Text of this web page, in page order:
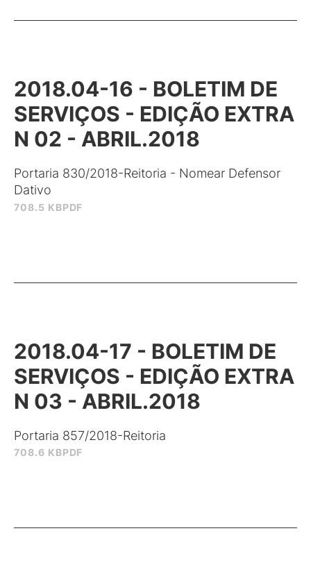
708.5 KBPDF
2018.04-16 - BOLETIM DE
SERVIÇOS - EDIÇÃO EXTRA
N 02 - ABRIL.2018
Portaria 830/2018-Reitoria - Nomear Defensor
Dativo
708.6 KBPDF
2018.04-17 - BOLETIM DE
SERVIÇOS - EDIÇÃO EXTRA
N 03 - ABRIL.2018
Portaria 857/2018-Reitoria